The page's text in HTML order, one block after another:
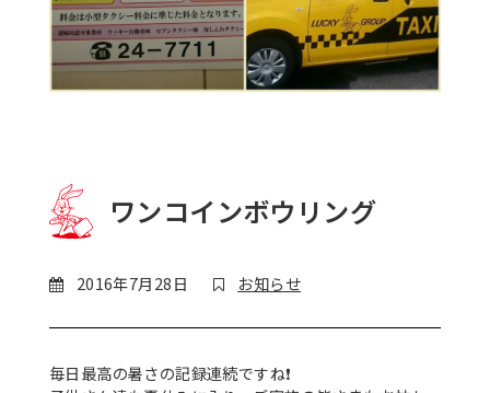
ワンコインボウリング
2016年7月28日 お知らせ
毎日最高の暑さの記録連続ですね❗